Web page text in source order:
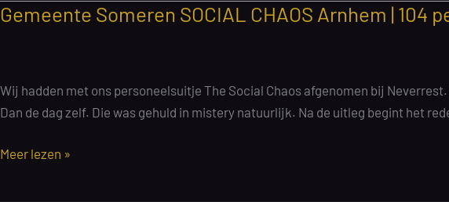
GAME
|
128
|
Gemeente Someren SOCIAL CHAOS Arnhem | 104
Wij hadden met ons personeelsuitje The Social Chaos afgenomen bij
Dan de dag zelf. Die was gehuld in mistery natuurlijk. Na de uitleg begint het
Gemeente
Meer lezen »